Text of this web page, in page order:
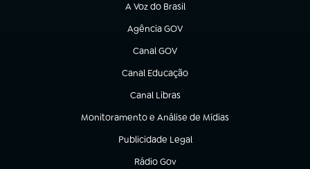
A Voz do Brasil
(abre em nova aba)
Agência GOV
(abre em nova aba)
Canal GOV
(abre em nova aba)
Canal Educação
(abre em nova aba)
Canal Libras
(abre em nova aba)
Monitoramento e Análise de Mídias
(abre em nova aba)
Publicidade Legal
(abre em nova aba)
Rádio Gov
(abre em nova aba)